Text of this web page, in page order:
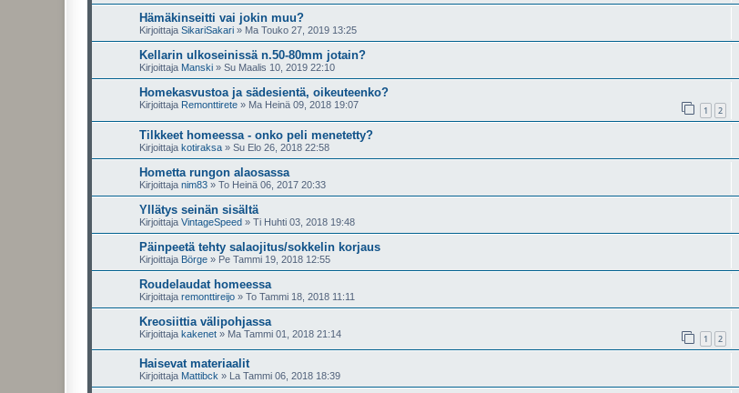
Hämäkinseitti vai jokin muu?
Kirjoittaja SikariSakari » Ma Touko 27, 2019 13:25
Kellarin ulkoseinissä n.50-80mm jotain?
Kirjoittaja Manski » Su Maalis 10, 2019 22:10
Homekasvustoa ja sädesientä, oikeuteenko?
Kirjoittaja Remonttirete » Ma Heinä 09, 2018 19:07 1 2
Tilkkeet homeessa - onko peli menetetty?
Kirjoittaja kotiraksa » Su Elo 26, 2018 22:58
Hometta rungon alaosassa
Kirjoittaja nim83 » To Heinä 06, 2017 20:33
Yllätys seinän sisältä
Kirjoittaja VintageSpeed » Ti Huhti 03, 2018 19:48
Päinpeetä tehty salaojitus/sokkelin korjaus
Kirjoittaja Börge » Pe Tammi 19, 2018 12:55
Roudelaudat homeessa
Kirjoittaja remonttireijo » To Tammi 18, 2018 11:11
Kreosiittia välipohjassa
Kirjoittaja kakenet » Ma Tammi 01, 2018 21:14 1 2
Haisevat materiaalit
Kirjoittaja Mattibck » La Tammi 06, 2018 18:39